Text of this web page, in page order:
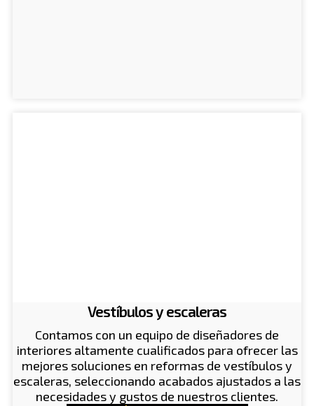
Vestíbulos y escaleras
Contamos con un equipo de diseñadores de
interiores altamente cualificados para ofrecer las
mejores soluciones en reformas de vestíbulos y
escaleras, seleccionando acabados ajustados a las
necesidades y gustos de nuestros clientes.